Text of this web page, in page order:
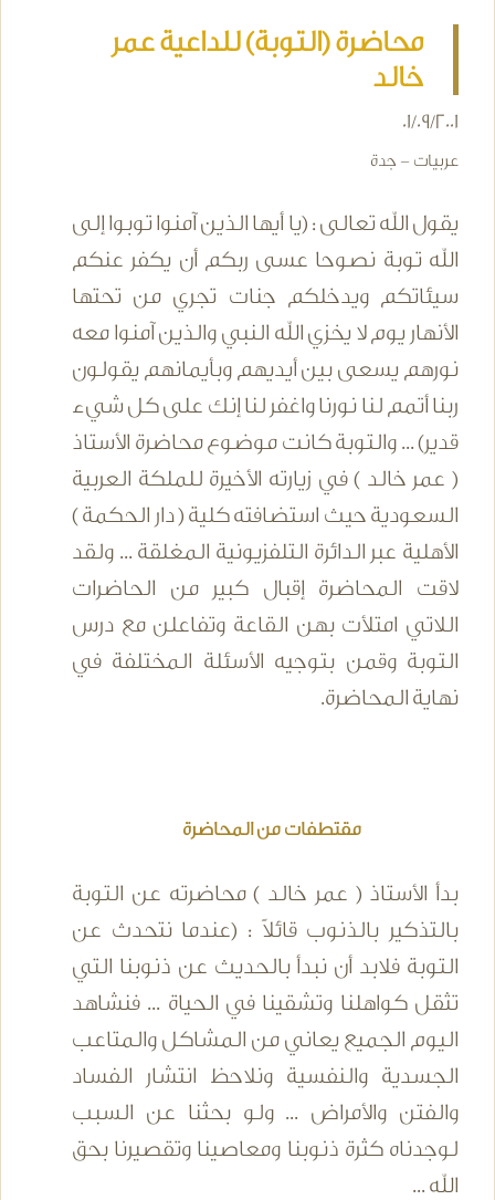
محاضرة (التوبة) للداعية عمر
خالد
01/09/2001
عربيات - جدة
يقول الله تعالى : (يا أيها الذين آمنوا توبوا إلى
الله توبة نصوحا عسى ربكم أن يكفر عنكم
سيئاتكم ويدخلكم جنات تجري من تحتها
الأنهار يوم لا يخزي الله النبي والذين آمنوا معه
نورهم يسعى بين أيديهم وبأيمانهم يقولون
ربنا أتمم لنا نورنا واغفر لنا إنك على كل شيء
قدير) ... والتوبة كانت موضوع محاضرة الأستاذ
( عمر خالد ) في زيارته الأخيرة للملكة العربية
السعودية حيث استضافته كلية ( دار الحكمة )
الأهلية عبر الدائرة التلفزيونية المغلقة ... ولقد
لاقت المحاضرة إقبال كبير من الحاضرات
اللاتي امتلأت بهن القاعة وتفاعلن مع درس
التوبة وقمن بتوجيه الأسئلة المختلفة في
نهاية المحاضرة.
مقتطفات من المحاضرة
بدأ الأستاذ ( عمر خالد ) محاضرته عن التوبة
بالتذكير بالذنوب قائلاً : (عندما نتحدث عن
التوبة فلابد أن نبدأ بالحديث عن ذنوبنا التي
تثقل كواهلنا وتشقينا في الحياة ... فنشاهد
اليوم الجميع يعاني من المشاكل والمتاعب
الجسدية والنفسية ونلاحظ انتشار الفساد
والفتن والأمراض ... ولو بحثنا عن السبب
لوجدناه كثرة ذنوبنا ومعاصينا وتقصيرنا بحق
الله ...